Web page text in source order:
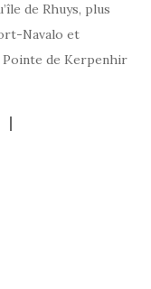
de Rhuys, plus
Navalo et
Pointe de Kerpenhir